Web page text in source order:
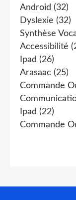
Android (32)
Dyslexie (32)
Synthèse
Accessibilité
Ipad (26)
Arasaac (25)
Commande
Ipad (22)
Commande